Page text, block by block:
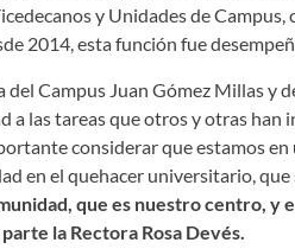
y Unidades de
2014, esta función fue
Campus Juan Gómez Millas y
a las tareas que otros y otras
considerar que estamos
en el quehacer universitario, que
que es nuestro centro, y
la Rectora Rosa Devés.